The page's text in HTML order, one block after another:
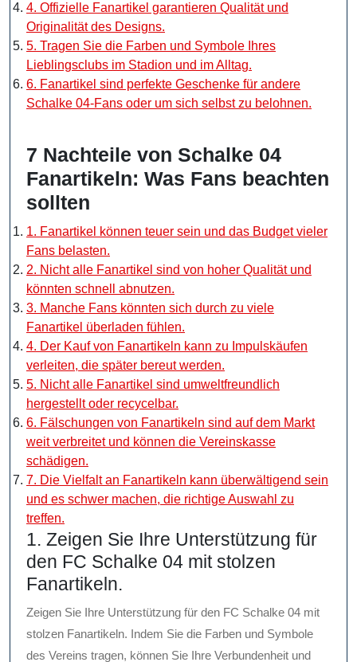
4. Offizielle Fanartikel garantieren Qualität und
Originalität des Designs.
5. Tragen Sie die Farben und Symbole Ihres
Lieblingsclubs im Stadion und im Alltag.
6. Fanartikel sind perfekte Geschenke für andere
Schalke 04-Fans oder um sich selbst zu belohnen.
7 Nachteile von Schalke 04
Fanartikeln: Was Fans beachten
sollten
1. Fanartikel können teuer sein und das Budget vieler
Fans belasten.
2. Nicht alle Fanartikel sind von hoher Qualität und
könnten schnell abnutzen.
3. Manche Fans könnten sich durch zu viele
Fanartikel überladen fühlen.
4. Der Kauf von Fanartikeln kann zu Impulskäufen
verleiten, die später bereut werden.
5. Nicht alle Fanartikel sind umweltfreundlich
hergestellt oder recycelbar.
6. Fälschungen von Fanartikeln sind auf dem Markt
weit verbreitet und können die Vereinskasse
schädigen.
7. Die Vielfalt an Fanartikeln kann überwältigend sein
und es schwer machen, die richtige Auswahl zu
treffen.
1. Zeigen Sie Ihre Unterstützung für
den FC Schalke 04 mit stolzen
Fanartikeln.
Zeigen Sie Ihre Unterstützung für den FC Schalke 04 mit
stolzen Fanartikeln. Indem Sie die Farben und Symbole
des Vereins tragen, können Sie Ihre Verbundenheit und